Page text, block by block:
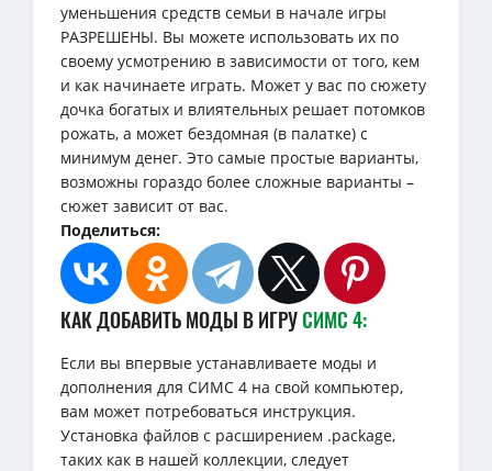
уменьшения средств семьи в начале игры
РАЗРЕШЕНЫ. Вы можете использовать их по
своему усмотрению в зависимости от того, кем
и как начинаете играть. Может у вас по сюжету
дочка богатых и влиятельных решает потомков
рожать, а может бездомная (в палатке) с
минимум денег. Это самые простые варианты,
возможны гораздо более сложные варианты –
сюжет зависит от вас.
Поделиться:
КАК ДОБАВИТЬ МОДЫ В ИГРУСИМС 4:
Если вы впервые устанавливаете моды и
дополнения для СИМС 4 на свой компьютер,
вам может потребоваться инструкция.
Установка файлов с расширением .package,
таких как в нашей коллекции, следует